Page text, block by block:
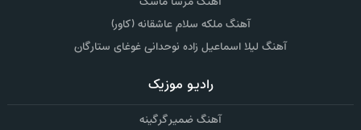
آهنگ ملکه سلام عاشقانه (کاور)
آهنگ لیلا اسماعیل زاده نوحدانی غوغای ستارگان
رادیو موزیک
آهنگ ضمیر گرگینه